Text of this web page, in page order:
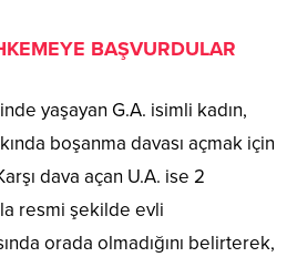
BAŞVURDULAR
yaşayan G.A. isimli kadın,
boşanma davası açmak için
dava açan U.A. ise 2
resmi şekilde evli
orada olmadığını belirterek,